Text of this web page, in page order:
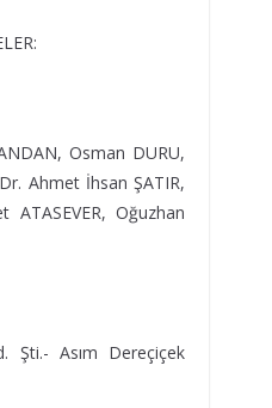
Osman DURU,
Ahmet İhsan ŞATIR,
ATASEVER, Oğuzhan
Şti.- Asım Dereçiçek